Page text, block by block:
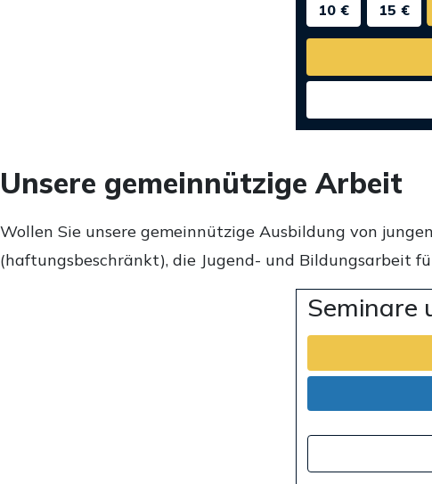
10 €
15 €
Unsere gemeinnützige Arbeit
Wollen Sie unsere gemeinnützige Ausbildung von
(haftungsbeschränkt), die Jugend- und Bildungsarbeit
Seminare